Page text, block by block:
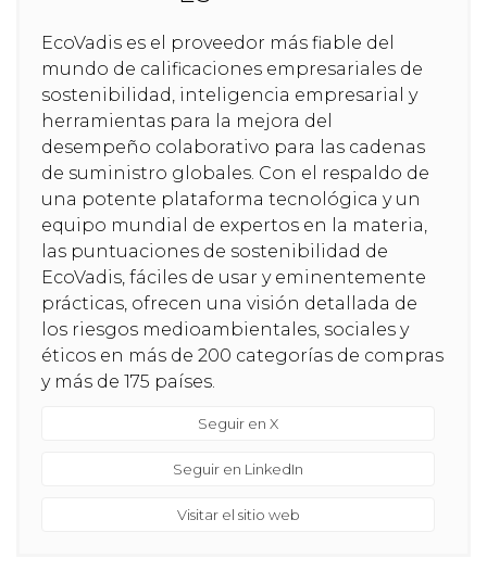
EcoVadis es el proveedor más fiable del
mundo de calificaciones empresariales de
sostenibilidad, inteligencia empresarial y
herramientas para la mejora del
desempeño colaborativo para las cadenas
de suministro globales. Con el respaldo de
una potente plataforma tecnológica y un
equipo mundial de expertos en la materia,
las puntuaciones de sostenibilidad de
EcoVadis, fáciles de usar y eminentemente
prácticas, ofrecen una visión detallada de
los riesgos medioambientales, sociales y
éticos en más de 200 categorías de compras
y más de 175 países.
Seguir en X
Seguir en LinkedIn
Visitar el sitio web